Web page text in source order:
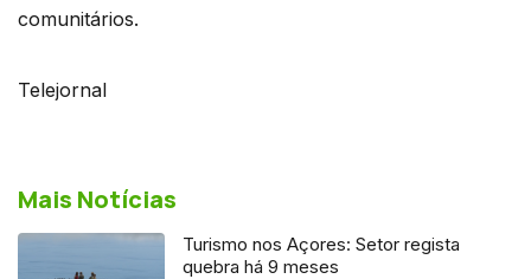
comunitários.
Telejornal
Mais Notícias
Turismo nos Açores: Setor regista
quebra há 9 meses